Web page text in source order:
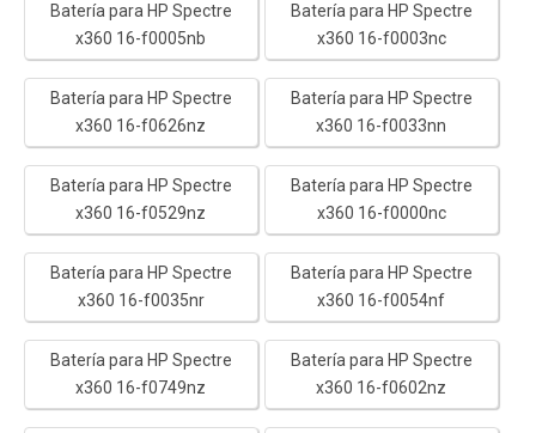
Batería para HP Spectre
x360 16-f0005nb
Batería para HP Spectre
x360 16-f0003nc
Batería para HP Spectre
x360 16-f0626nz
Batería para HP Spectre
x360 16-f0033nn
Batería para HP Spectre
x360 16-f0529nz
Batería para HP Spectre
x360 16-f0000nc
Batería para HP Spectre
x360 16-f0035nr
Batería para HP Spectre
x360 16-f0054nf
Batería para HP Spectre
x360 16-f0749nz
Batería para HP Spectre
x360 16-f0602nz